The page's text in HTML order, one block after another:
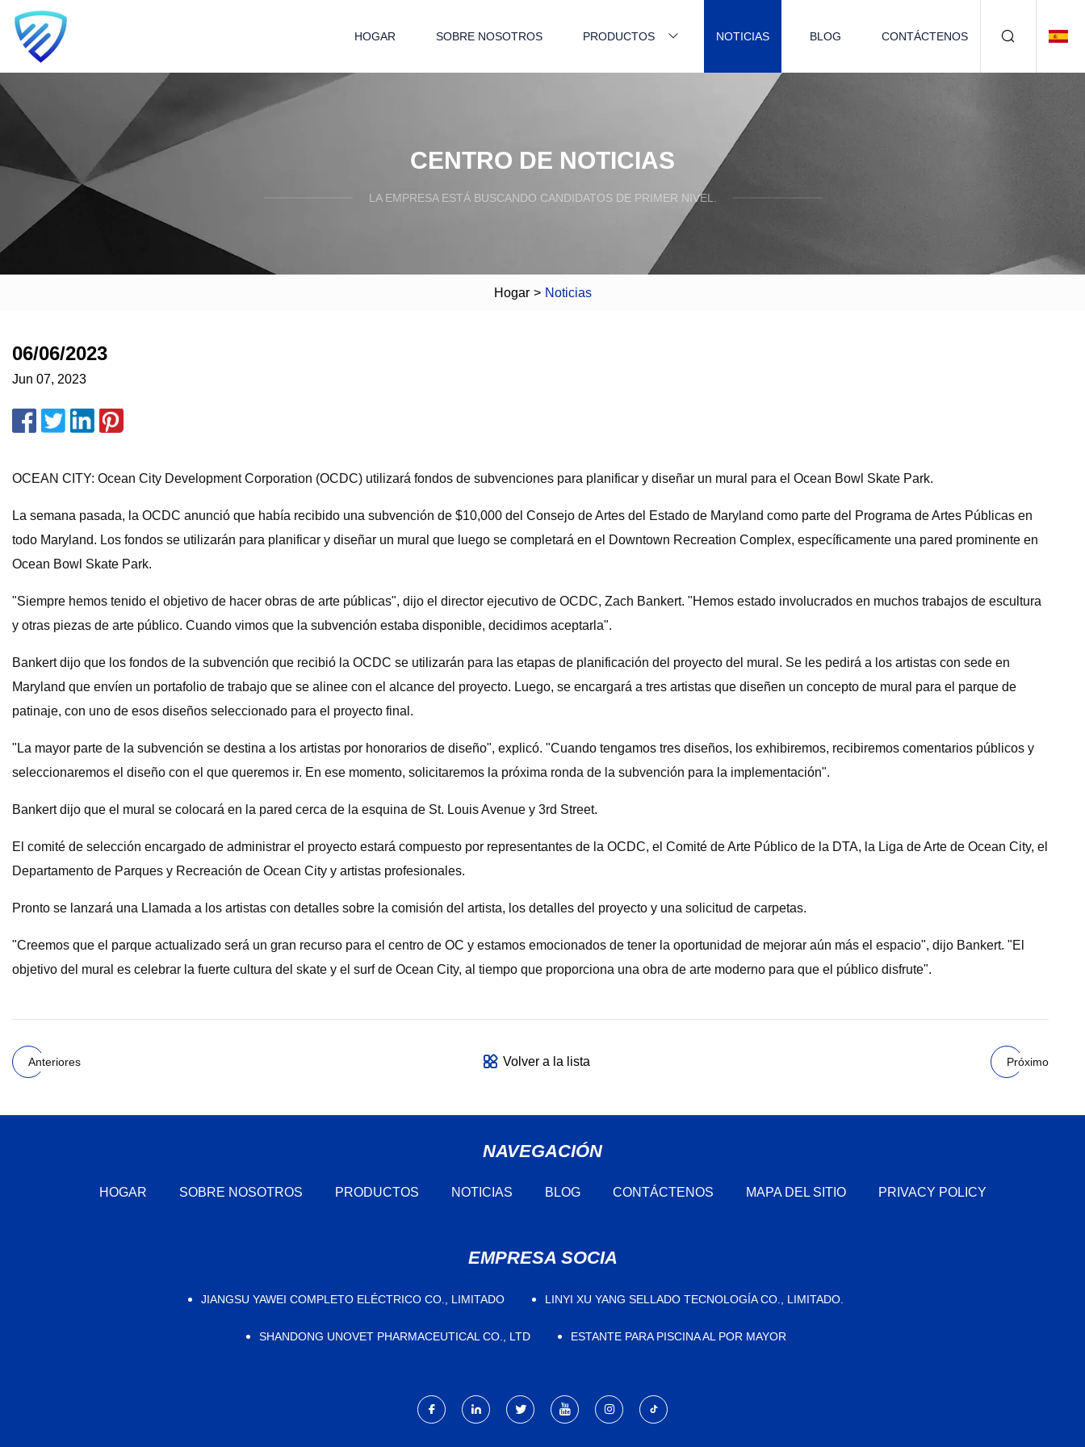
HOGAR SOBRE NOSOTROS PRODUCTOS NOTICIAS BLOG CONTÁCTENOS
CENTRO DE NOTICIAS
LA EMPRESA ESTÁ BUSCANDO CANDIDATOS DE PRIMER NIVEL.
Hogar > Noticias
06/06/2023
Jun 07, 2023
OCEAN CITY: Ocean City Development Corporation (OCDC) utilizará fondos de subvenciones para planificar y diseñar un mural para el Ocean Bowl Skate Park.
La semana pasada, la OCDC anunció que había recibido una subvención de $10,000 del Consejo de Artes del Estado de Maryland como parte del Programa de Artes Públicas en
todo Maryland. Los fondos se utilizarán para planificar y diseñar un mural que luego se completará en el Downtown Recreation Complex, específicamente una pared prominente en
Ocean Bowl Skate Park.
"Siempre hemos tenido el objetivo de hacer obras de arte públicas", dijo el director ejecutivo de OCDC, Zach Bankert. "Hemos estado involucrados en muchos trabajos de escultura
y otras piezas de arte público. Cuando vimos que la subvención estaba disponible, decidimos aceptarla".
Bankert dijo que los fondos de la subvención que recibió la OCDC se utilizarán para las etapas de planificación del proyecto del mural. Se les pedirá a los artistas con sede en
Maryland que envíen un portafolio de trabajo que se alinee con el alcance del proyecto. Luego, se encargará a tres artistas que diseñen un concepto de mural para el parque de
patinaje, con uno de esos diseños seleccionado para el proyecto final.
"La mayor parte de la subvención se destina a los artistas por honorarios de diseño", explicó. "Cuando tengamos tres diseños, los exhibiremos, recibiremos comentarios públicos y
seleccionaremos el diseño con el que queremos ir. En ese momento, solicitaremos la próxima ronda de la subvención para la implementación".
Bankert dijo que el mural se colocará en la pared cerca de la esquina de St. Louis Avenue y 3rd Street.
El comité de selección encargado de administrar el proyecto estará compuesto por representantes de la OCDC, el Comité de Arte Público de la DTA, la Liga de Arte de Ocean City, el
Departamento de Parques y Recreación de Ocean City y artistas profesionales.
Pronto se lanzará una Llamada a los artistas con detalles sobre la comisión del artista, los detalles del proyecto y una solicitud de carpetas.
"Creemos que el parque actualizado será un gran recurso para el centro de OC y estamos emocionados de tener la oportunidad de mejorar aún más el espacio", dijo Bankert. "El
objetivo del mural es celebrar la fuerte cultura del skate y el surf de Ocean City, al tiempo que proporciona una obra de arte moderno para que el público disfrute".
Anteriores Volver a la lista Próximo
NAVEGACIÓN
HOGAR SOBRE NOSOTROS PRODUCTOS NOTICIAS BLOG CONTÁCTENOS MAPA DEL SITIO PRIVACY POLICY
EMPRESA SOCIA
JIANGSU YAWEI COMPLETO ELÉCTRICO CO., LIMITADO LINYI XU YANG SELLADO TECNOLOGÍA CO., LIMITADO.
SHANDONG UNOVET PHARMACEUTICAL CO., LTD ESTANTE PARA PISCINA AL POR MAYOR